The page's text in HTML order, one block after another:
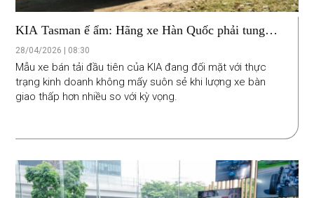
KIA Tasman ế ẩm: Hãng xe Hàn Quốc phải tung
bản giá rẻ và ưu đãi lãi suất để cứu vãn
28/04/2026 | 08:30
Mẫu xe bán tải đầu tiên của KIA đang đối mặt với thực
trạng kinh doanh không mấy suôn sẻ khi lượng xe bàn
giao thấp hơn nhiều so với kỳ vọng.